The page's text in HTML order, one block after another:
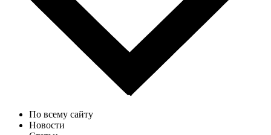
По всему сайту
Новости